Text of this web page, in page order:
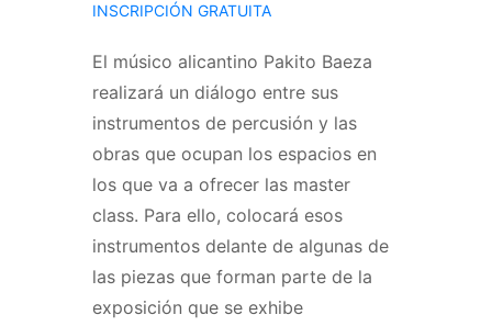
INSCRIPCIÓN GRATUITA
El músico alicantino Pakito Baeza
realizará un diálogo entre sus
instrumentos de percusión y las
obras que ocupan los espacios en
los que va a ofrecer las master
class. Para ello, colocará esos
instrumentos delante de algunas de
las piezas que forman parte de la
exposición que se exhibe